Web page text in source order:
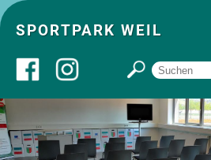
SPORTPARK WEIL
Über uns